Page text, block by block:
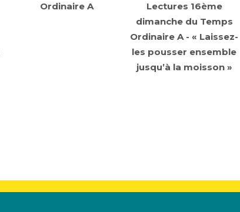
Ordinaire A
Lectures 16ème
dimanche du Temps
Ordinaire A - « Laissez-
les pousser ensemble
jusqu’à la moisson »